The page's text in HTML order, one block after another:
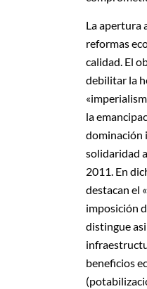
La apertura
reformas
calidad. El
debilitar la
la
dominación
solidaridad
2011. En
destacan el
imposición
distingue
beneficios